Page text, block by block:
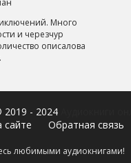
Много
и черезчур
описалова
2019 - 2024
сайте
Обратная связь
любимыми аудиокнигами!